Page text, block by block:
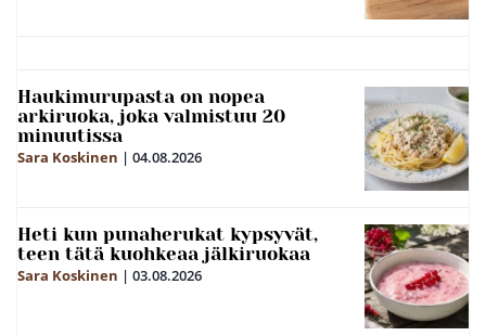
Haukimurupasta on nopea
arkiruoka, joka valmistuu 20
minuutissa
Sara Koskinen | 04.08.2026
Heti kun punaherukat kypsyvät,
teen tätä kuohkeaa jälkiruokaa
Sara Koskinen | 03.08.2026